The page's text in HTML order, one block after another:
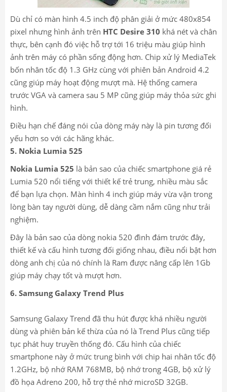
Dù chỉ có màn hình 4.5 inch độ phân giải ở mức 480x854
pixel nhưng hình ảnh trên HTC Desire 310 khá nét và chân
thực, bên cạnh đó việc hỗ trợ tới 16 triệu màu giúp hình
ảnh trên máy có phần sống động hơn. Chip xử lý MediaTek
bốn nhân tốc độ 1.3 GHz cùng với phiên bản Android 4.2
cũng giúp máy hoạt động mượt mà. Hệ thống camera
trước VGA và camera sau 5 MP cũng giúp máy thỏa sức ghi
hình.
​Điều hạn chế đáng nói của dòng máy này là pin tương đối
yếu hơn so với các hãng khác.
5. Nokia Lumia 525
Nokia Lumia 525 là bản sao của chiếc smartphone giá rẻ
Lumia 520 nổi tiếng với thiết kế trẻ trung, nhiều màu sắc
để bạn lựa chọn. Màn hình 4 inch giúp máy vừa vặn trong
lòng bàn tay người dùng, dễ dàng cầm nắm cũng như trải
nghiệm.
Đây là bản sao của dòng nokia 520 đình đám trước đây,
thiết kế và cấu hình tương đối giống nhau, điều nổi bật hơn
dòng anh chị của nó chính là Ram được nâng cấp lên 1Gb
giúp máy chạy tốt và mượt hơn.
6. Samsung Galaxy Trend Plus
Samsung Galaxy Trend đã thu hút được khá nhiều người
dùng và phiên bản kế thừa của nó là Trend Plus cũng tiếp
tục phát huy truyền thống đó. Cấu hình của chiếc
smartphone này ở mức trung bình với chip hai nhân tốc độ
1.2GHz, bộ nhớ RAM 768MB, bộ nhớ trong 4GB, bộ xử lý
đồ họa Adreno 200, hỗ trợ thẻ nhớ microSD 32GB.